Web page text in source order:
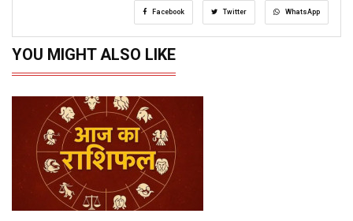
Facebook Twitter WhatsApp
YOU MIGHT ALSO LIKE